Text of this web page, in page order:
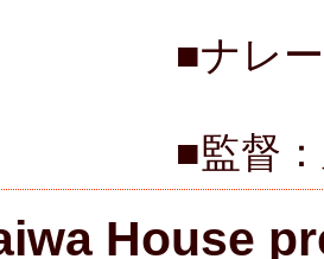
■ナレ
■監督
House